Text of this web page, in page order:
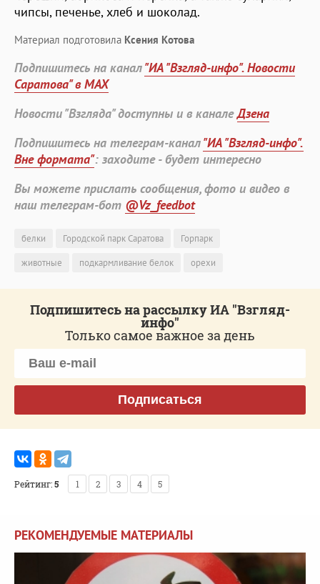
чипсы, печенье, хлеб и шоколад.
Материал подготовила Ксения Котова
Подпишитесь на канал"ИА "Взгляд-инфо". Новости
Саратова" в MAX
Новости "Взгляда" доступны и в каналеДзена
Подпишитесь на телеграм-канал"ИА "Взгляд-инфо".
Вне формата": заходите - будет интересно
Вы можете прислать сообщения, фото и видео в
наш телеграм-бот @Vz_feedbot
белки Городской парк Саратова
Горпарк
животные
подкармливание белок орехи
Подпишитесь на рассылку ИА "Взгляд-
инфо"
Только самое важное за день
Подписаться
Рейтинг:5 1 2 3 4 5
РЕКОМЕНДУЕМЫЕ МАТЕРИАЛЫ